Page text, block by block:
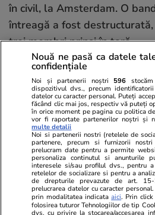
în civil, la Amsterdam. O
întreagă a fost destructurată,
trei membri prinși în țară
Știri România
Cum este să studiezi în
și în Țările de Jos. Patru tineri
români au povestit despre
costuri, facultate și dorul de
casă
Știri România
Nouă ne pasă ca datele
confidențiale
Noi și partenerii noștri 596
dispozitivul dvs., precum
datelor cu caracter personal. Puteți
făcând clic mai jos, respectiv vă puteți
în orice moment pe pagina cu politica
vor fi raportate partenerilor noștri și
multe detalii
Noi si partenerii nostri (retelele de
partenere, precum si furnizorii
prelucram date pentru a permite
personaliza continutul si anunturile
interesele si/sau profilul dvs., pentru
retelelor de socializare si pentru a
de drepturile prevazute de art.
prelucrarea datelor cu caracter
prin modalitatea indicataaici. Prin click
folosirea tuturor Tehnologiilor de tip
dvs. cu privire la stocarea/accesarea